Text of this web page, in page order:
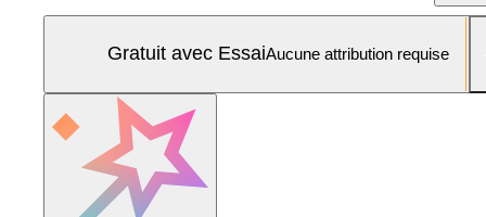
Gratuit avec EssaiAucune attribution requise